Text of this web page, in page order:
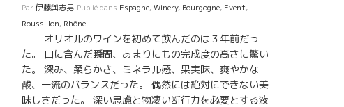
Par伊藤與志男 Publié dans Espagne,Winery, Bourgogne, Event,
Roussillon, Rhône
オリオルのワインを初めて飲んだのは３年前だっ
た。 口に含んだ瞬間、あまりにもの完成度の高さに驚い
た。 深み、柔らかさ、ミネラル感、果実味、爽やかな
酸、一流のバランスだった。 偶然には絶対にできない美
味しさだった。 深い思慮と物凄い断行力を必要とする液